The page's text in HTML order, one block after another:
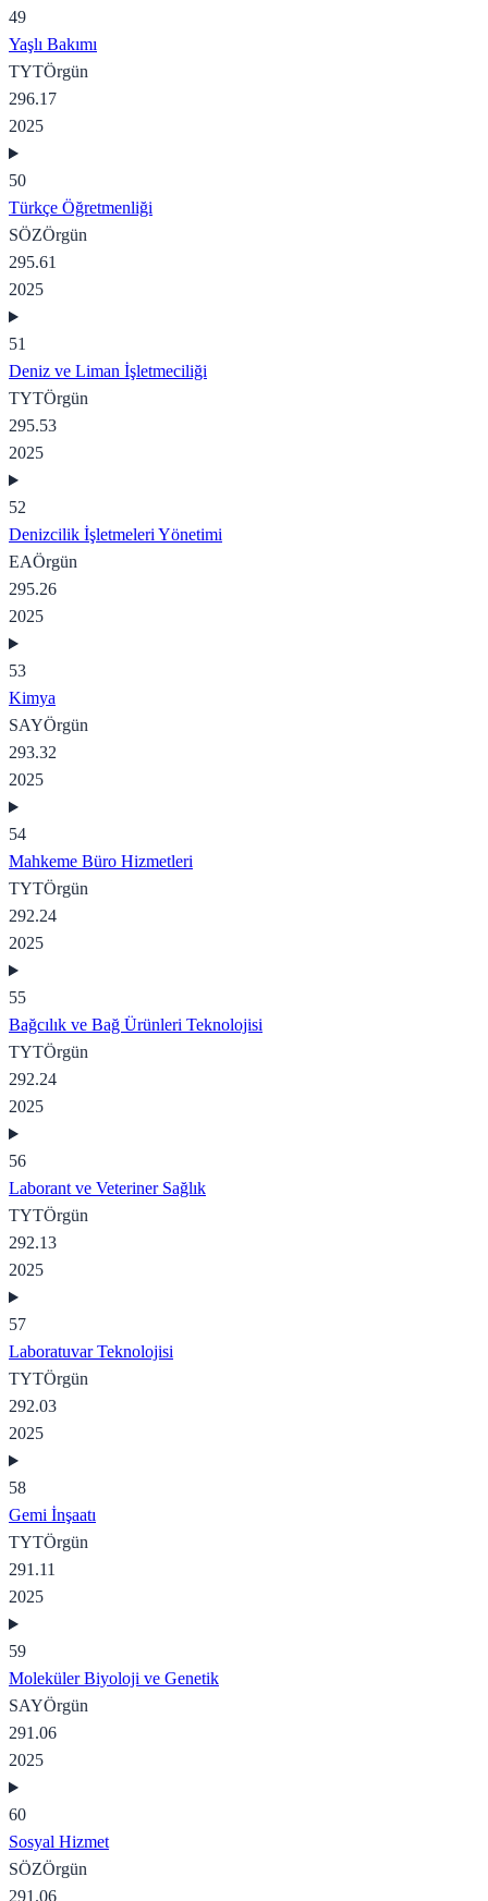
49
Yaşlı Bakımı
TYTÖrgün
296.17
2025
50
Türkçe Öğretmenliği
SÖZÖrgün
295.61
2025
51
Deniz ve Liman İşletmeciliği
TYTÖrgün
295.53
2025
52
Denizcilik İşletmeleri Yönetimi
EAÖrgün
295.26
2025
53
Kimya
SAYÖrgün
293.32
2025
54
Mahkeme Büro Hizmetleri
TYTÖrgün
292.24
2025
55
Bağcılık ve Bağ Ürünleri Teknolojisi
TYTÖrgün
292.24
2025
56
Laborant ve Veteriner Sağlık
TYTÖrgün
292.13
2025
57
Laboratuvar Teknolojisi
TYTÖrgün
292.03
2025
58
Gemi İnşaatı
TYTÖrgün
291.11
2025
59
Moleküler Biyoloji ve Genetik
SAYÖrgün
291.06
2025
60
Sosyal Hizmet
SÖZÖrgün
291.06